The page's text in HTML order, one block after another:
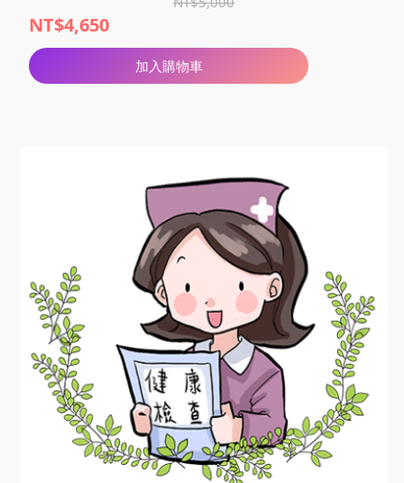
NT$4,650
加入購物車